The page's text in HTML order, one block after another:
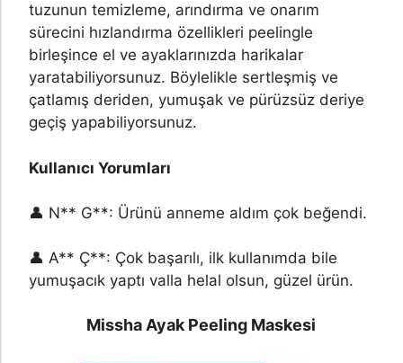
tuzunun temizleme, arındırma ve onarım
sürecini hızlandırma özellikleri peelingle
birleşince el ve ayaklarınızda harikalar
yaratabiliyorsunuz. Böylelikle sertleşmiş ve
çatlamış deriden, yumuşak ve pürüzsüz deriye
geçiş yapabiliyorsunuz.
Kullanıcı Yorumları
👤 N** G**: Ürünü anneme aldım çok beğendi.
👤 A** Ç**: Çok başarılı, ilk kullanımda bile
yumuşacık yaptı valla helal olsun, güzel ürün.
Missha Ayak Peeling Maskesi